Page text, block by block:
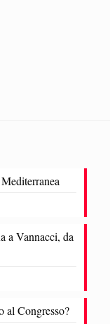
a Vannacci, da
al Congresso?